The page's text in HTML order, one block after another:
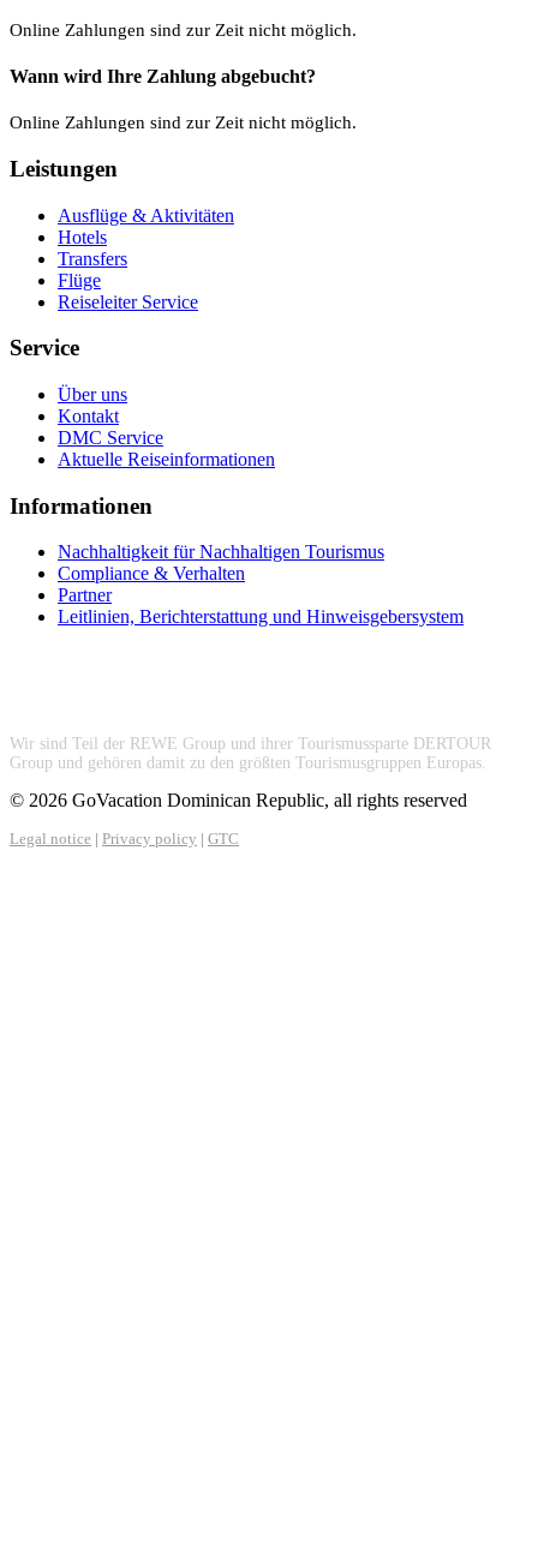
Online Zahlungen sind zur Zeit nicht möglich.
Wann wird Ihre Zahlung abgebucht?
Online Zahlungen sind zur Zeit nicht möglich.
Leistungen
Ausflüge & Aktivitäten
Hotels
Transfers
Flüge
Reiseleiter Service
Service
Über uns
Kontakt
DMC Service
Aktuelle Reiseinformationen
Informationen
Nachhaltigkeit für Nachhaltigen Tourismus
Compliance & Verhalten
Partner
Leitlinien, Berichterstattung und Hinweisgebersystem
Wir sind Teil der REWE Group und ihrer Tourismussparte DERTOUR
Group und gehören damit zu den größten Tourismusgruppen Europas.
© 2026 GoVacation Dominican Republic, all rights reserved
Legal notice | Privacy policy | GTC